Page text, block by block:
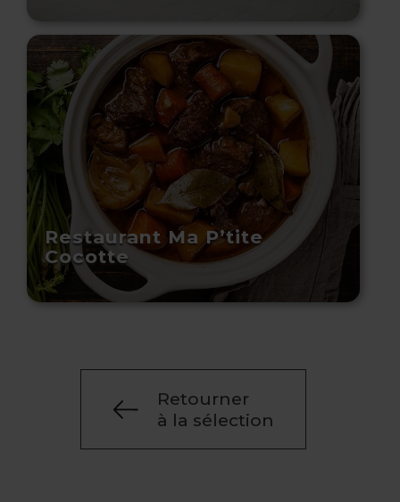
Restaurant Ma P’tite
Cocotte
Retourner
à la sélection